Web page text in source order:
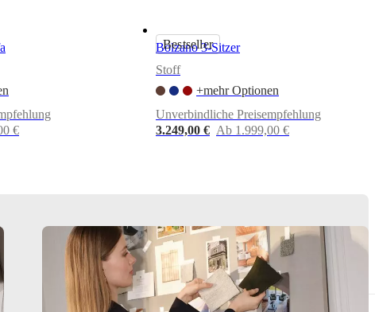
€
Bestseller
Bolzano 3-Sitzer
Stoff
+mehr Optionen
Unverbindliche Preisempfehlung
3.249,00 € Ab 1.999,00 €